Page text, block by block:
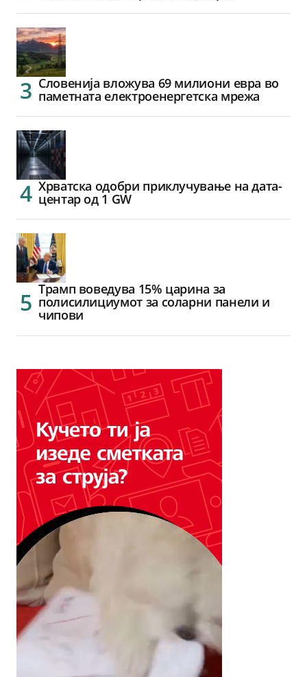
Словенија вложува 69 милиони евра во
паметната електроенергетска мрежа
Хрватска одобри приклучување на дата-
центар од 1 GW
Трамп воведува 15% царина за
полисилициумот за соларни панели и
чипови